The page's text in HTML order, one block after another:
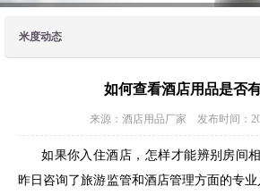
米度动态
如何查看酒店用品是否
来源：酒店用品厂家 发布时间：
如果你入住酒店，怎样才能辨别房间
昨日咨询了旅游监管和酒店管理方面的专